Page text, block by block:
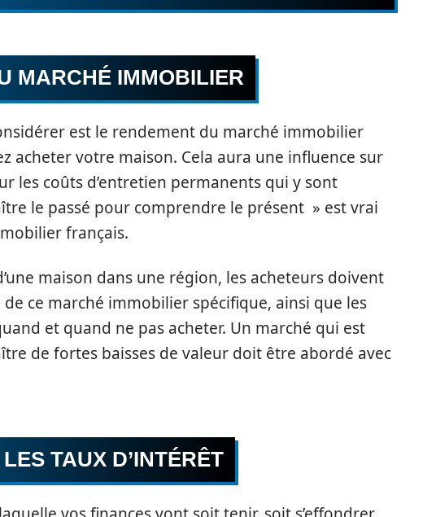
MARCHÉ IMMOBILIER
est le rendement du marché immobilier
acheter votre maison. Cela aura une influence sur
les coûts d’entretien permanents qui y sont
le passé pour comprendre le présent » est vrai
français.
maison dans une région, les acheteurs doivent
ce marché immobilier spécifique, ainsi que les
et quand ne pas acheter. Un marché qui est
de fortes baisses de valeur doit être abordé avec
TAUX D’INTÉRÊT